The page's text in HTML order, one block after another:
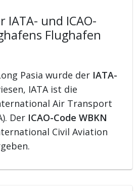
IATA- und ICAO-
Flughafen
Pasia wurde der IATA-
IATA ist die
Air Transport
Der ICAO-Code WBKN
Civil Aviation